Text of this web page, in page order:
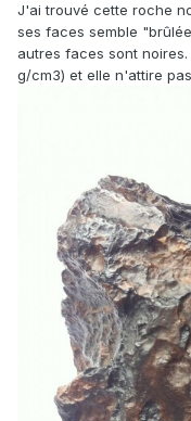
J'ai trouvé cette roche
ses faces semble
autres faces sont
g/cm3) et elle n'attire